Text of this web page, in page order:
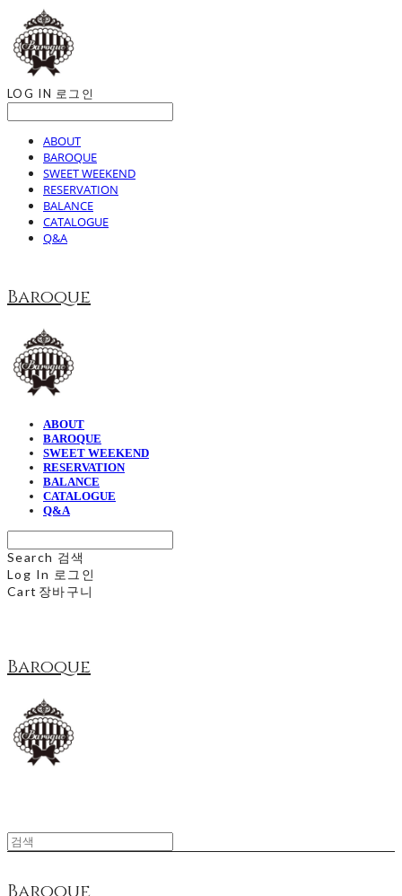
LOG IN 로그인
ABOUT
BAROQUE
SWEET WEEKEND
RESERVATION
BALANCE
CATALOGUE
Q&A
Baroque
ABOUT
BAROQUE
SWEET WEEKEND
RESERVATION
BALANCE
CATALOGUE
Q&A
Search 검색
Log In 로그인
Cart 장바구니
Baroque
Baroque